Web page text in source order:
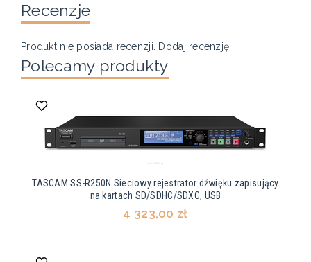
Recenzje
Produkt nie posiada recenzji. Dodaj recenzję
Polecamy produkty
TASCAM SS-R250N Sieciowy rejestrator dźwięku zapisujący
na kartach SD/SDHC/SDXC, USB
4 323,00 zł